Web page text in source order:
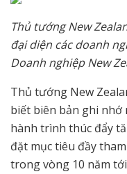
Thủ tướng New
đại diện các doanh
Doanh nghiệp New
Thủ tướng New
biết biên bản ghi
hành trình thúc đẩy
đặt mục tiêu đầy
trong vòng 10 năm